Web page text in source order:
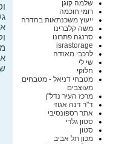
שלמה קוגן
רומי חוכמה
ייעוץ משכנתאות בחדרה
משה קלברינו
סרנגה פתרונו
israstorage
לרכבי מאזדה
שי לי
חלוקי
מטבחי דניאל - מטבחים
מעוצבים
מרכז העיר נדל"ן
ד"ר דנה אגוזי
אתר רספונסיבי
סטון גלרי
סטון
מכון תל אביב